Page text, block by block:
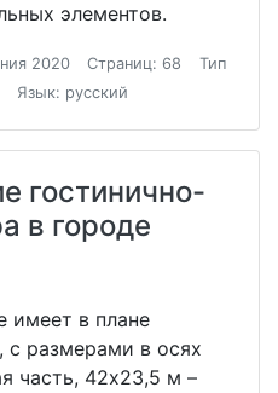
элементов.
2020 Страниц: 68
Тип
Язык: русский
гостинично-
в городе
имеет в плане
размерами в осях
часть, 42х23,5 м –